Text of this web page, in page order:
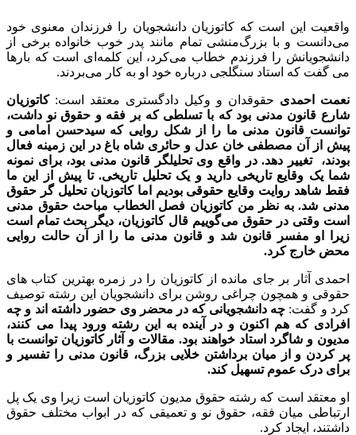
واقعیت این است که کاتوزیان دانشجویان را فرزندان معنوی خود
می‌دانست و با بزرگ‌منشی تمام مانند پدر خوب خانواده برخی از
دانشجویانش را فرزندم خطاب می‌کرد، این کلمه‌ای است که بارها
می‌ گفت که استاد سنگلجی درباره خود او به کار می‌بردند.
نعمت احمدی حقوقدان و وکیل دادگستری معتقد است:کاتوزیان
شارع قانون مدنی بود که با تسلطی که بر فقه و حقوق نو داشت،
توانست قانون مدنی ما را از شکل روایی که سیدحسن امامی و
پیش از آن مصطفی خان عدل و حائری شاه باغ در این زمینه فعال
بودند، تغییر دهد. در واقع وی تحلیلگر قانون مدنی بود، برای نمونه
شما یک وقایع تاریخی دارید و یک تحلیل تاریخی. تا پیش از این ما
فقط شاهد روایت وقایع حقوقی بودیم اما کاتوزیان تحلیل گر حقوق
مدنی شد. به نظر من کاتوزیان فصل الخطاب مباحث حقوق مدنی
است وقتی در حقوق می‌گوییم قال کاتوزیان، دیگر بحث تمام است
زیرا او مفسر قانون شد و قانون مدنی ما را از آن حالت روایی
محض خارج کرد.
احمدی آثار بر جای مانده از کاتوزیان را در زمره بهترین کتاب های
حقوقی و همچون چراغی روشن برای دانشجویان این رشته توصیف
کرد و گفت: چه دانشجویانی که در محضر وی حضور داشته اند و چه
افرادی که هم اکنون و در آینده به این رشته ورود پیدا می کنند،
مدیون و شاگرد استاد خواهند بود. مقالات و آثار کاتوزیان توانست با
پر کردن و از میان برداشتن خلایی بزرگ، قانون مدنی را تفسیر و
برای درک عموم تسهیل کند.
او معتقد است که رشته حقوق مدیون کاتوزیان است زیرا وی یک پل
ارتباطی میان فقه، حقوق نو و تعمیقی که در ابواب مختلف حقوق
داشتند، ایجاد کرد.